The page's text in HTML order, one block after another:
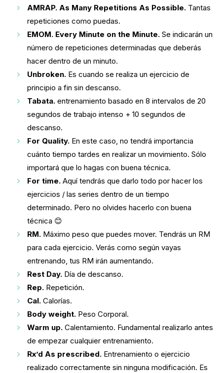
AMRAP. As Many Repetitions As Possible. Tantas
repeticiones como puedas.
EMOM. Every Minute on the Minute. Se indicarán un
número de repeticiones determinadas que deberás
hacer dentro de un minuto.
Unbroken. Es cuando se realiza un ejercicio de
principio a fin sin descanso.
Tabata. entrenamiento basado en 8 intervalos de 20
segundos de trabajo intenso + 10 segundos de
descanso.
For Quality. En este caso, no tendrá importancia
cuánto tiempo tardes en realizar un movimiento. Sólo
importará que lo hagas con buena técnica.
For time. Aquí tendrás que darlo todo por hacer los
ejercicios / las series dentro de un tiempo
determinado. Pero no olvides hacerlo con buena
técnica 😊
RM. Máximo peso que puedes mover. Tendrás un RM
para cada ejercicio. Verás como según vayas
entrenando, tus RM irán aumentando.
Rest Day. Día de descanso.
Rep. Repetición.
Cal. Calorías.
Body weight. Peso Corporal.
Warm up. Calentamiento. Fundamental realizarlo antes
de empezar cualquier entrenamiento.
Rx’d As prescribed. Entrenamiento o ejercicio
realizado correctamente sin ninguna modificación. Es